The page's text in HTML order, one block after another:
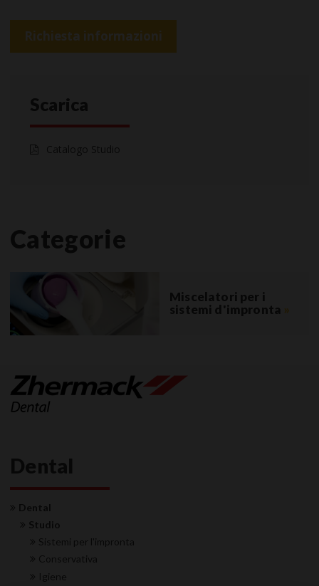
Richiesta informazioni
Scarica
Catalogo Studio
Categorie
Miscelatori per i
sistemi d'impronta »
Dental
Dental
Studio
Sistemi per l'impronta
Conservativa
Igiene